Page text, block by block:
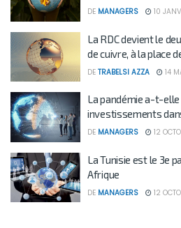
DE MANAGERS 10
La RDC devient le
de cuivre, à la place
DE TRABELSI AZZA 14
La pandémie a-t-
investissements
DE MANAGERS 12
La Tunisie est le 3e
Afrique
DE MANAGERS 12